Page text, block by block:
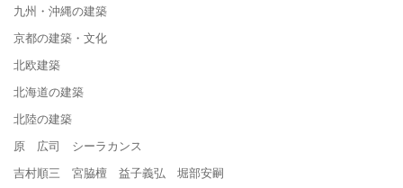
九州・沖縄の建築
京都の建築・文化
北欧建築
北海道の建築
北陸の建築
原 広司 シーラカンス
吉村順三 宮脇檀 益子義弘 堀部安嗣